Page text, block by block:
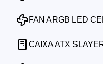
FAN ARGB LED
CAIXA ATX